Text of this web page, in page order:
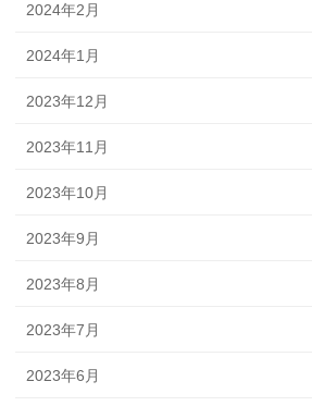
2024年2月
2024年1月
2023年12月
2023年11月
2023年10月
2023年9月
2023年8月
2023年7月
2023年6月